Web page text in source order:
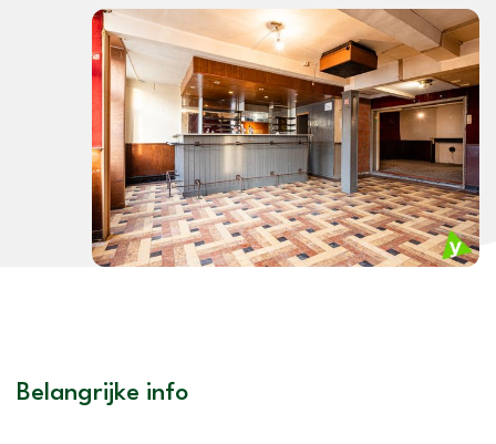
Belangrijke info